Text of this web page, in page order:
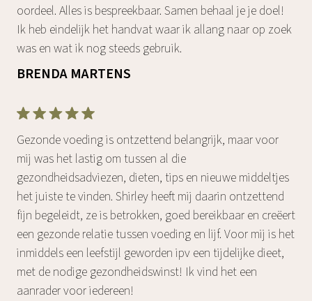
oordeel. Alles is bespreekbaar. Samen behaal je je doel!
Ik heb eindelijk het handvat waar ik allang naar op zoek
was en wat ik nog steeds gebruik.
BRENDA MARTENS
Gezonde voeding is ontzettend belangrijk, maar voor
mij was het lastig om tussen al die
gezondheidsadviezen, dieten, tips en nieuwe middeltjes
het juiste te vinden. Shirley heeft mij daarin ontzettend
fijn begeleidt, ze is betrokken, goed bereikbaar en creëert
een gezonde relatie tussen voeding en lijf. Voor mij is het
inmiddels een leefstijl geworden ipv een tijdelijke dieet,
met de nodige gezondheidswinst! Ik vind het een
aanrader voor iedereen!